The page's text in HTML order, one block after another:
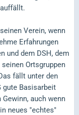
Verein, wenn
Erfahrungen
und dem DSH, dem
Ortsgruppen
fällt unter den
gute Basisarbeit
auch wenn
neues "echtes"